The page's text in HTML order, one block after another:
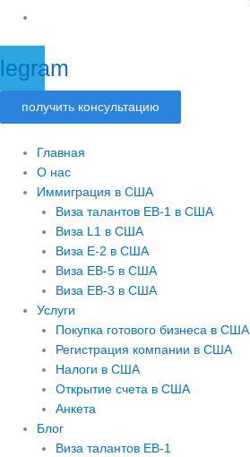
получить консультацию
Главная
О нас
Иммиграция в США
Виза талантов EB-1 в США
Виза L1 в США
Виза E-2 в США
Виза EB-5 в США
Виза EB-3 в США
Услуги
Покупка готового бизнеса в США
Регистрация компании в США
Налоги в США
Открытие счета в США
Анкета
Блог
Виза талантов EB-1